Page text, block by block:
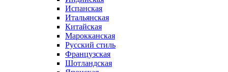
Испанская
Итальянская
Китайская
Марокканская
Русский стиль
Французская
Шотландская